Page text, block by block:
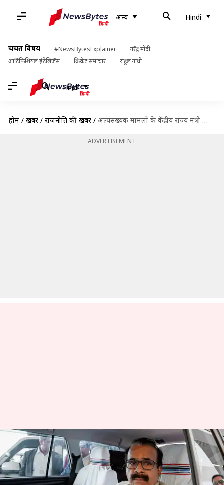
अन्य Hindi
चर्चित विषय #NewsBytesExplainer
नरेंद्र मोदी
आर्टिफिशियल इंटेलिजेंस
क्रिकेट समाचार राहुल गांधी
Hindi
होम / खबरें / राजनीति की खबरें / अल्पसंख्यक मामलों के केंद्रीय राज्य मंत्री जॉर्ज कुरियन ने इस्तीफा दिया, राष्ट्रपति ने स्वीकारा
ADVERTISEMENT
अल्पसंख्यक मामलों के केंद्रीय राज्य
मंत्री जॉर्ज कुरियन ने इस्तीफा दिया,
राष्ट्रपति ने स्वीकारा